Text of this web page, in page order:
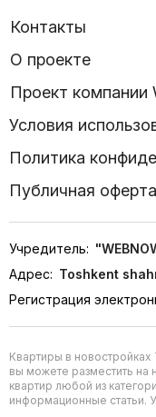
Контакты
О проекте
Проект компании
Условия
Политика
Публичная оферта
Учредитель:
Адрес: Toshkent
Регистрация
Квартиры в
вы можете разместить на
квартир любой из
информационные статьи.